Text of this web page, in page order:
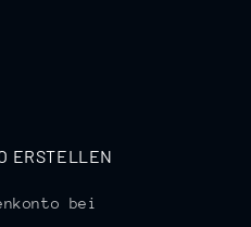
ERSTELLEN
bei